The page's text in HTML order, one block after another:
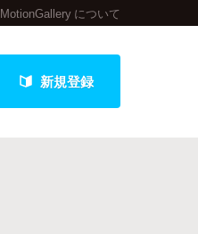
MotionGallery について
新規登録